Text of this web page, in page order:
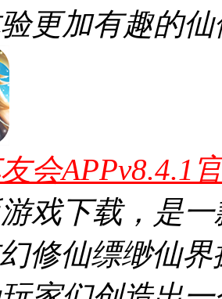
更加有趣的
会APPv8.4.1
戏下载，是
修仙缥缈仙